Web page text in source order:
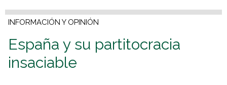
INFORMACIÓN Y OPINIÓN
España y su partitocracia
insaciable